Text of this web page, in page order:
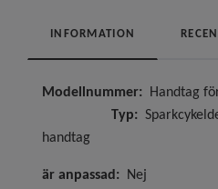
INFORMATION
Modellnummer:
Typ:
handtag
är anpassad: